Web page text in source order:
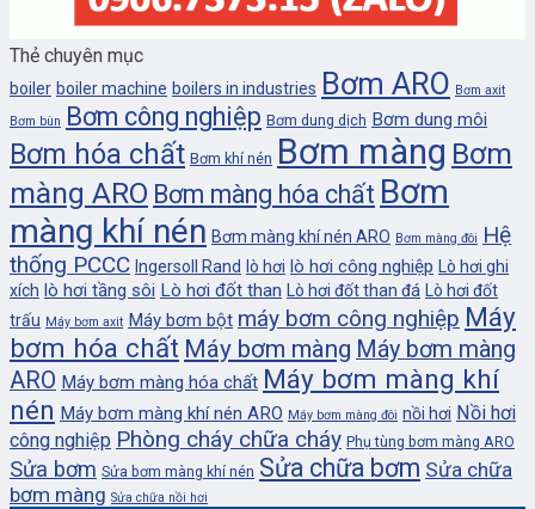
Thẻ chuyên mục
boiler boiler machine boilers in industries Bơm ARO Bơm axit
Bơm bùn Bơm công nghiệp Bơm dung dịch Bơm dung môi
Bơm hóa chất Bơm khí nén Bơm màng Bơm
màng ARO Bơm màng hóa chất Bơm
màng khí nén Bơm màng khí nén ARO Bơm màng đôi Hệ
thống PCCC Ingersoll Rand lò hơi lò hơi công nghiệp Lò hơi ghi
xích lò hơi tầng sôi Lò hơi đốt than Lò hơi đốt than đá Lò hơi đốt
trấu Máy bơm axit Máy bơm bột máy bơm công nghiệp Máy
bơm hóa chất Máy bơm màng Máy bơm màng
ARO Máy bơm màng hóa chất Máy bơm màng khí
nén Máy bơm màng khí nén ARO Máy bơm màng đôi nồi hơi Nồi hơi
công nghiệp Phòng cháy chữa cháy Phụ tùng bơm màng ARO
Sửa bơm Sửa bơm màng khí nén Sửa chữa bơm Sửa chữa
bơm màng Sửa chữa nồi hơi